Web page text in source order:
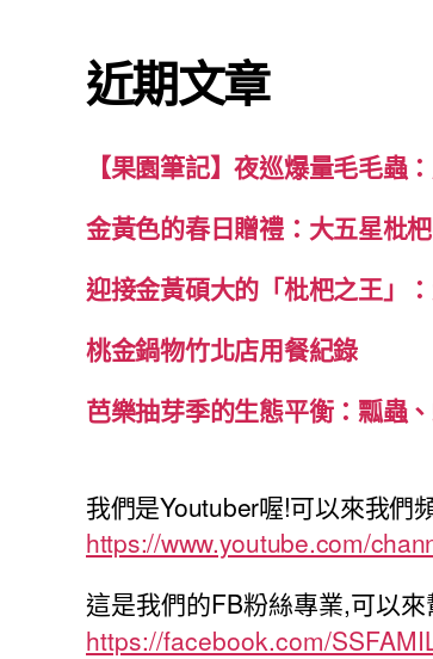
近期文章
【果園筆記】夜巡爆量毛毛蟲
金黃色的春日贈禮：大五星枇
迎接金黃碩大的「枇杷之王」
桃金鍋物竹北店用餐紀錄
芭樂抽芽季的生態平衡：瓢蟲
我們是Youtuber喔!可以來我們
https://www.youtube.com/
這是我們的FB粉絲專業,可以
https://facebook.com/